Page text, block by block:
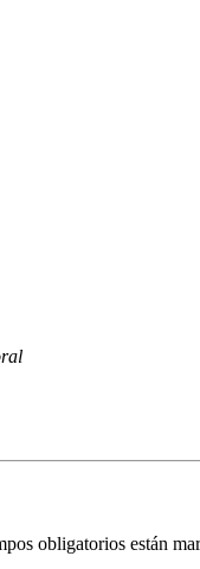
obligatorios están